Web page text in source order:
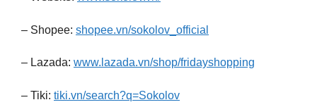
– Shopee: shopee.vn/sokolov_official
– Lazada: www.lazada.vn/shop/fridayshopping
– Tiki: tiki.vn/search?q=Sokolov